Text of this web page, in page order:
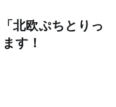
北欧ぷちとりっ
す！